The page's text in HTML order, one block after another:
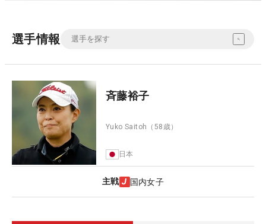
選手情報
斉藤裕子
Yuko Saitoh （58歳）
日本
主戦 国内女子